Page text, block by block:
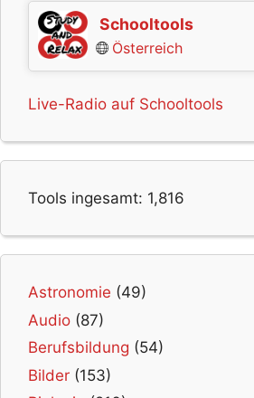
Schooltools
Österreich
Live-Radio auf Schooltools
Tools ingesamt: 1,816
Astronomie (49)
Audio (87)
Berufsbildung (54)
Bilder (153)